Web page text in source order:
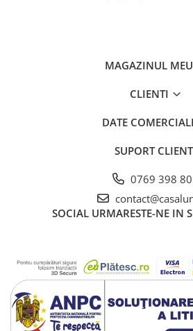
MAGAZINUL MEU
CLIENTI
DATE
SUPORT
0769 398
SOCIAL URMARESTE-NE IN